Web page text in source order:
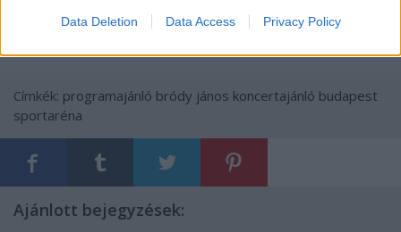
Data Deletion Data Access Privacy Policy
Címkék: programajánló bródy jános koncertajánló budapest
sportaréna
Ajánlott bejegyzések: